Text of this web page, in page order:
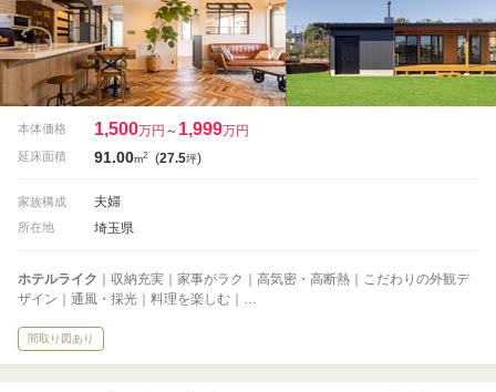
本体価格 1,500万円 ～ 1,999万円
延床面積 91.00m2 (27.5坪)
家族構成 夫婦
所在地 埼玉県
ホテルライク ｜収納充実｜家事がラク｜高気密・高断熱｜こだわりの外観デ
ザイン｜通風・採光｜料理を楽しむ｜…
間取り図あり